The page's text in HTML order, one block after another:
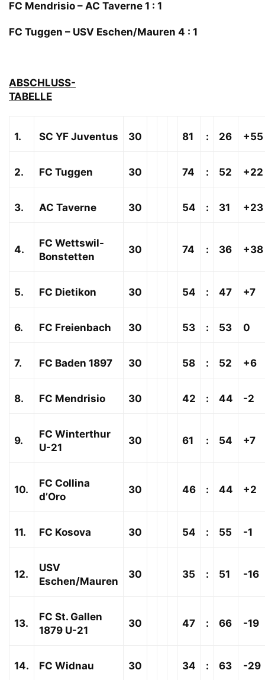
FC Mendrisio – AC Taverne 1 : 1
FC Tuggen – USV Eschen/Mauren 4 : 1
ABSCHLUSS-
TABELLE
1. SC YF Juventus 30 81 : 26 +55
2. FC Tuggen 30 74 : 52 +22
3. AC Taverne 30 54 : 31 +23
4.
FC Wettswil-
Bonstetten
30 74 : 36 +38
5. FC Dietikon 30 54 : 47 +7
6. FC Freienbach 30 53 : 53 0
7. FC Baden 1897 30 58 : 52 +6
8. FC Mendrisio 30 42 : 44 -2
9.
FC Winterthur
U-21
30 61 : 54 +7
10.
FC Collina
d’Oro
30 46 : 44 +2
11. FC Kosova 30 54 : 55 -1
12.
USV
Eschen/Mauren
30 35 : 51 -16
13.
FC St. Gallen
1879 U-21
30 47 : 66 -19
14. FC Widnau 30 34 : 63 -29